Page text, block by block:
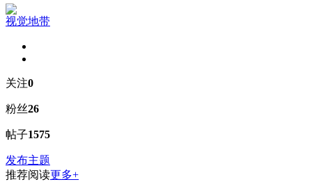
视觉地带
关注0
粉丝26
帖子1575
发布主题
推荐阅读更多+